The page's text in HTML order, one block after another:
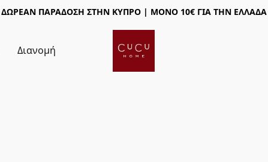
ΔΩΡΕΑΝ ΠΑΡΑΔΟΣΗ ΣΤΗΝ ΚΥΠΡΟ | ΜΟΝΟ 10€ ΓΙΑ ΤΗΝ ΕΛΛΑΔΑ
Διανομή